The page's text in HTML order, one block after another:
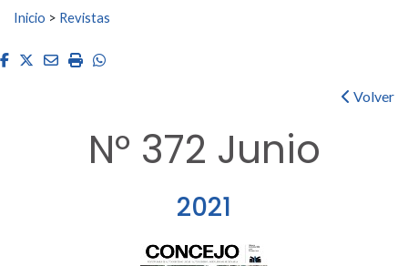
Buscar:
Inicio > Revistas
Facebook
Twitter
EmailImprimirWhatsapp
Volver
Nº 372 Junio
2021